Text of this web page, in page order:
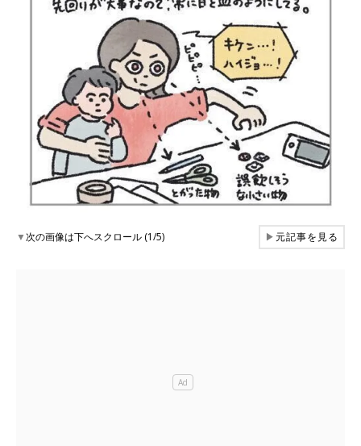
▼次の画像は下へスクロール (1/5) ▶元記事を見る